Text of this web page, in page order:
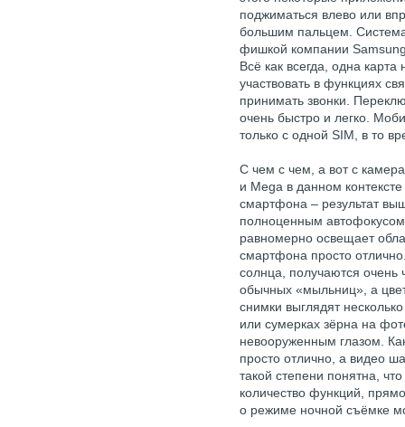
поджиматься влево или
большим пальцем.
фишкой компании
Всё как всегда, одна
участвовать в функциях
принимать звонки.
очень быстро и легко.
только с одной SIM, в то
С чем с чем, а вот с
и Mega в данном
смартфона – результат
полноценным
равномерно освещает
смартфона просто
солнца, получаются очень
обычных «мыльниц», а
снимки выглядят
или сумерках зёрна на
невооруженным глазом.
просто отлично, а видео
такой степени понятна,
количество функций,
о режиме ночной съёмке